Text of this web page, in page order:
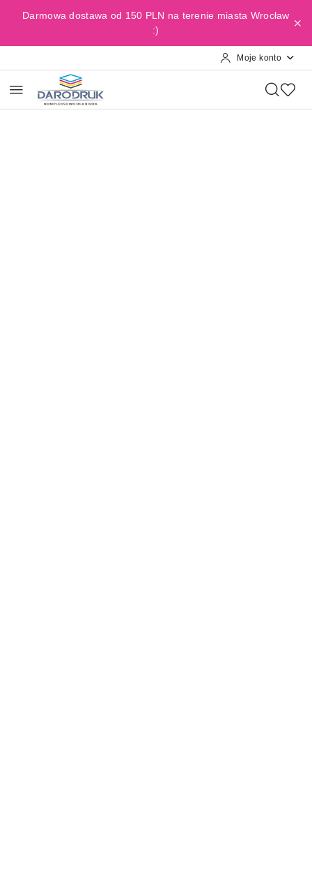
Przejdź do treści głównej
Przejdź do wyszukiwarki
Przejdź do moje konto
Przejdź do menu głównego
Przejdź do opisu produktu
Przejdź do stopki
Darmowa dostawa od 150 PLN na terenie miasta Wrocław
:)
Moje konto